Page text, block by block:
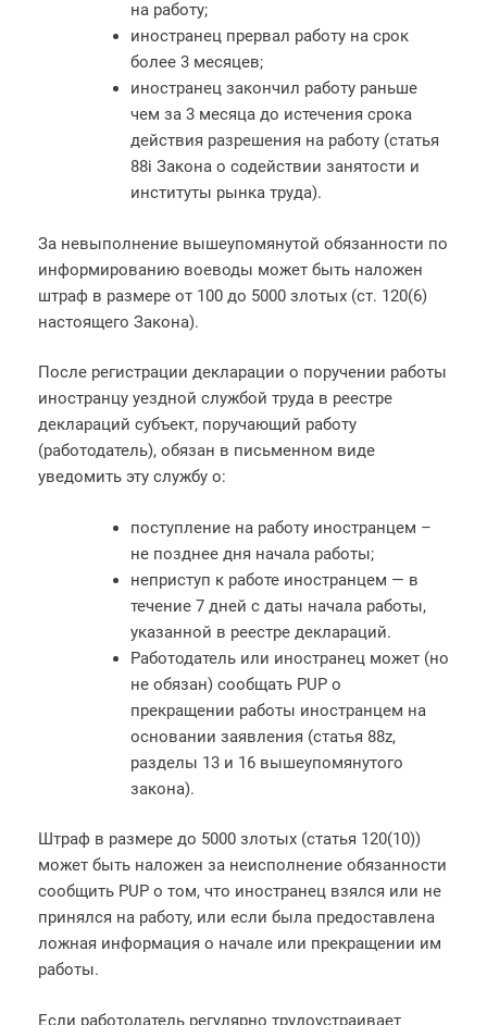
на работу;
иностранец прервал работу на срок
более 3 месяцев;
иностранец закончил работу раньше
чем за 3 месяца до истечения срока
действия разрешения на работу (статья
88i Закона о содействии занятости и
институты рынка труда).
За невыполнение вышеупомянутой обязанности по
информированию воеводы может быть наложен
штраф в размере от 100 до 5000 злотых (ст. 120(6)
настоящего Закона).
После регистрации декларации о поручении работы
иностранцу уездной службой труда в реестре
деклараций субъект, поручающий работу
(работодатель), обязан в письменном виде
уведомить эту службу о:
поступление на работу иностранцем –
не позднее дня начала работы;
неприступ к работе иностранцем — в
течение 7 дней с даты начала работы,
указанной в реестре деклараций.
Работодатель или иностранец может (но
не обязан) сообщать PUP о
прекращении работы иностранцем на
основании заявления (статья 88z,
разделы 13 и 16 вышеупомянутого
закона).
Штраф в размере до 5000 злотых (статья 120(10))
может быть наложен за неисполнение обязанности
сообщить PUP о том, что иностранец взялся или не
принялся на работу, или если была предоставлена ​​
ложная информация о начале или прекращении им
работы.
Если работодатель регулярно трудоустраивает